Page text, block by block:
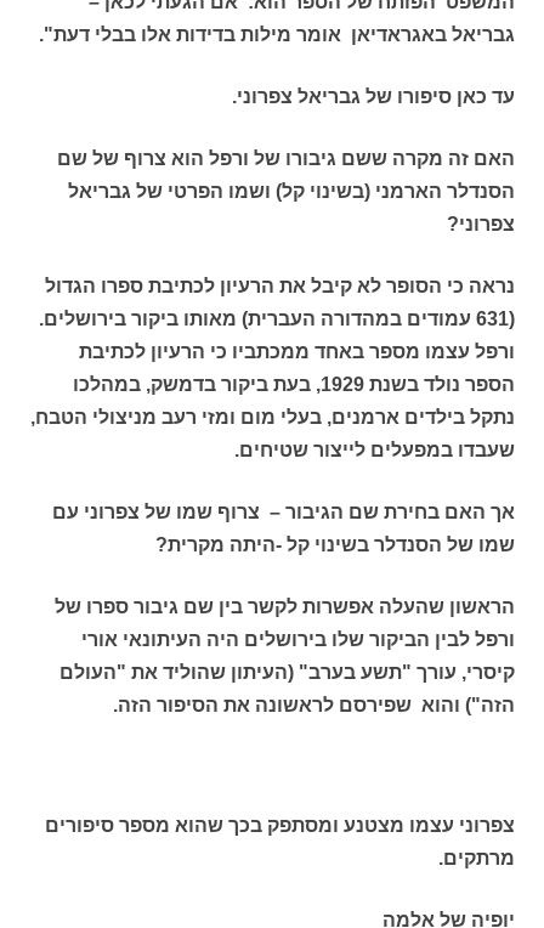
גבריאל באגראדיאן אומר מילות בדידות אלו בבלי דעת".
עד כאן סיפורו של גבריאל צפרוני.
האם זה מקרה ששם גיבורו של ורפל הוא צרוף של שם
הסנדלר הארמני (בשינוי קל) ושמו הפרטי של גבריאל
צפרוני?
נראה כי הסופר לא קיבל את הרעיון לכתיבת ספרו הגדול
(631 עמודים במהדורה העברית) מאותו ביקור בירושלים.
ורפל עצמו מספר באחד ממכתביו כי הרעיון לכתיבת
הספר נולד בשנת 1929, בעת ביקור בדמשק, במהלכו
נתקל בילדים ארמנים, בעלי מום ומזי רעב מניצולי הטבח,
שעבדו במפעלים לייצור שטיחים.
אך האם בחירת שם הגיבור – צרוף שמו של צפרוני עם
שמו של הסנדלר בשינוי קל -היתה מקרית?
הראשון שהעלה אפשרות לקשר בין שם גיבור ספרו של
ורפל לבין הביקור שלו בירושלים היה העיתונאי אורי
קיסרי, עורך "תשע בערב" (העיתון שהוליד את "העולם
הזה") והוא שפירסם לראשונה את הסיפור הזה.
צפרוני עצמו מצטנע ומסתפק בכך שהוא מספר סיפורים
מרתקים.
יופיה של אלמה